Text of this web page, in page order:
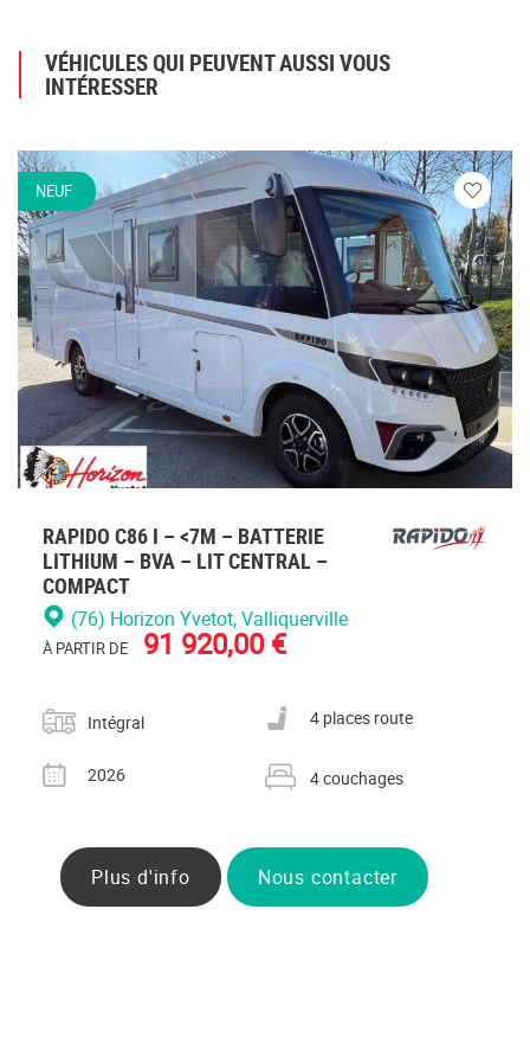
VÉHICULES QUI PEUVENT AUSSI VOUS
INTÉRESSER
NEUF
Veuillez
vous
RAPIDO C86 I – <7M – BATTERIE
LITHIUM – BVA – LIT CENTRAL –
COMPACT
(76) Horizon Yvetot, Valliquerville
À PARTIR DE 91 920,00 €
Catégorie
Intégral
Nombre de places carte grise
4 places route
Année
2026
Nombre de couchages
4 couchages
Plus d'info Nous contacter